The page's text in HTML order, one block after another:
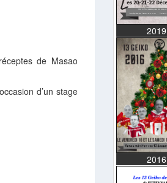
de Masao
d’un stage
2019
2016